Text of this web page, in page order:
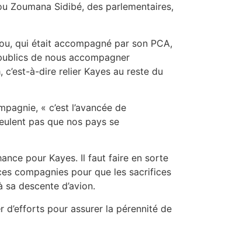
Zoumana Sidibé, des parlementaires,
qui était accompagné par son PCA,
de nous accompagner
à-dire relier Kayes au reste du
« c’est l’avancée de
pas que nos pays se
pour Kayes. Il faut faire en sorte
compagnies pour que les sacrifices
descente d’avion.
d’efforts pour assurer la pérennité de